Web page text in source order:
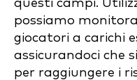
questi campi.
possiamo
giocatori a carichi
assicurandoci che
per raggiungere i